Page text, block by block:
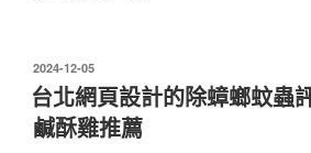
發
佈
於
2024-12-05
台北網頁設計的除蟑螂蚊蟲
鹹酥雞推薦